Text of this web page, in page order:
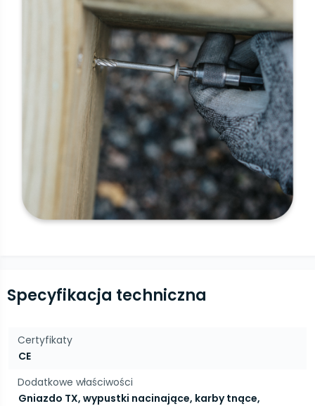
Specyfikacja techniczna
Certyfikaty
CE
Dodatkowe właściwości
Gniazdo TX, wypustki nacinające, karby tnące,